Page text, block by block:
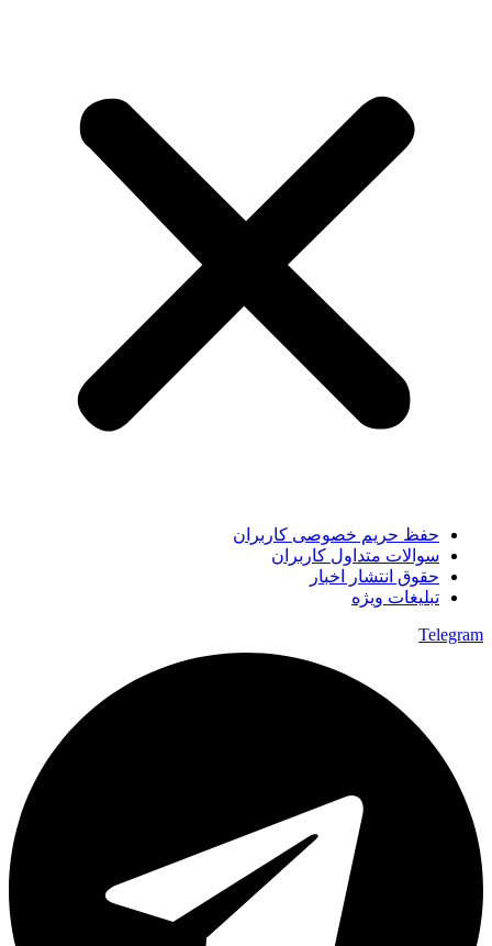
حفظ حریم خصوصی کاربران
سوالات متداول کاربران
حقوق انتشار اخبار
تبلیغات ویژه
Telegram